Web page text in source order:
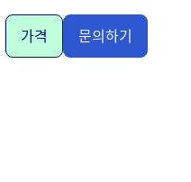
가격 문의하기